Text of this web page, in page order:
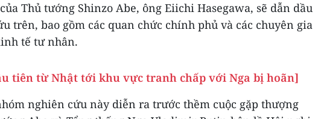
Thủ tướng Shinzo Abe, ông Eiichi Hasegawa, sẽ dẫn dầu
trên, bao gồm các quan chức chính phủ và các chuyên gia
tế tư nhân.
tiên từ Nhật tới khu vực tranh chấp với Nga bị hoãn]
nghiên cứu này diễn ra trước thềm cuộc gặp thượng